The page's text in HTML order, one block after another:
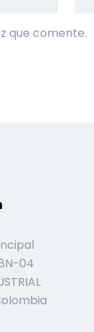
que comente.
04